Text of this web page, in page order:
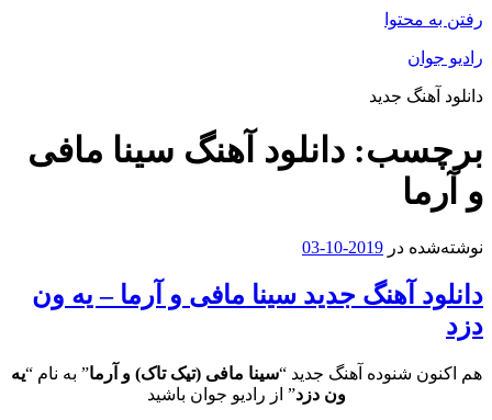
رفتن به محتوا
رادیو جوان
دانلود آهنگ جدید
برچسب: دانلود آهنگ سینا مافی
و آرما
نوشته‌شده در 2019-10-03
دانلود آهنگ جدید سینا مافی و آرما – یه ون
دزد
هم اکنون شنوده آهنگ جدید “سینا مافی (تیک تاک) و آرما” به نام “یه
ون دزد” از رادیو جوان باشید